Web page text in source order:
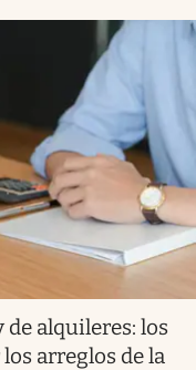
de alquileres: los
arreglos de la